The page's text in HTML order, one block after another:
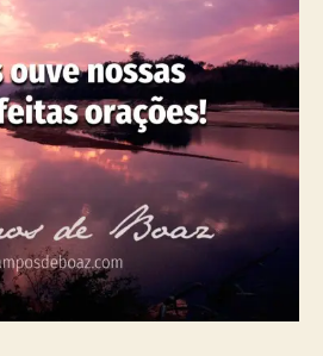
i
c
a
ç
ã
o
s
o
f
r
i
m
e
n
t
,